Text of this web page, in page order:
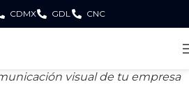
CDMX GDL CNC
visual de tu empresa